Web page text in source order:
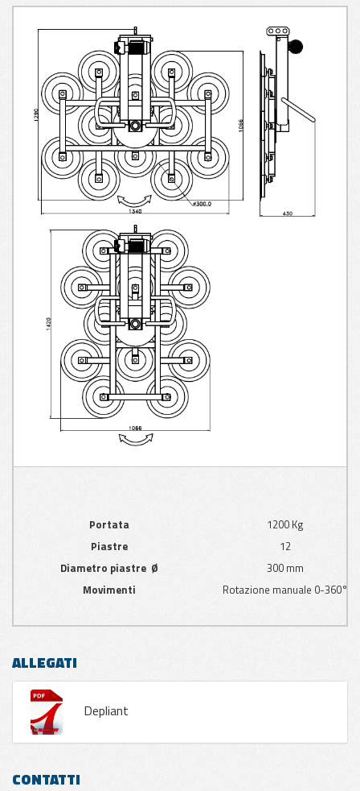
Portata
1200 Kg
Piastre
12
Diametro piastre Ø
300 mm
Movimenti
Rotazione manuale 0-360°
ALLEGATI
Depliant
CONTATTI